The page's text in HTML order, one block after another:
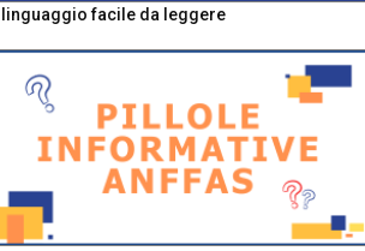
linguaggio facile da leggere